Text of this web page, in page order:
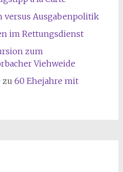
versus Ausgabenpolitik
im Rettungsdienst
zum
Viehweide
zu 60 Ehejahre mit